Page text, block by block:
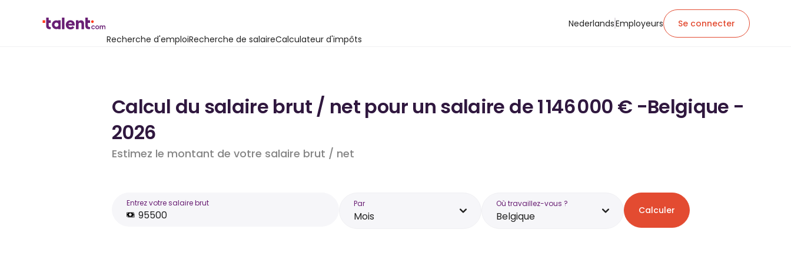
Recherche d'emploiRecherche de salaireCalculateur d'impôts
NederlandsEmployeurs Se connecter
Calcul du salaire brut / net pour un salaire de 1 146 000 € -Belgique -
2026
Estimez le montant de votre salaire brut / net
Entrez votre salaire brut Par
Mois
Où travaillez-vous ?
Belgique Calculer